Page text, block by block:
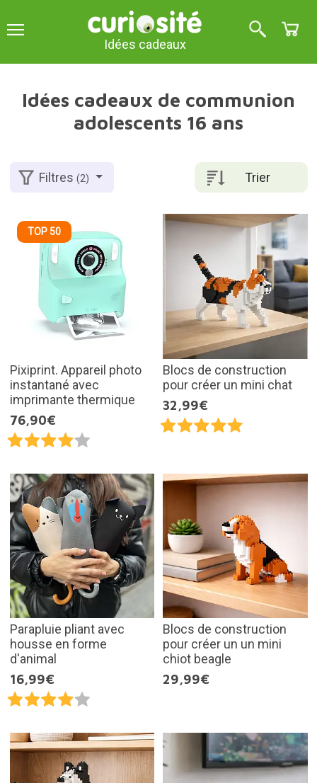
Idées cadeaux
Idées cadeaux de communion
adolescents 16 ans
Trier
Filtres(2)
TOP 50
Pixiprint. Appareil photo
instantané avec
imprimante thermique
76,90€
Blocs de construction
pour créer un mini chat
32,99€
Parapluie pliant avec
housse en forme
d'animal
16,99€
Blocs de construction
pour créer un un mini
chiot beagle
29,99€